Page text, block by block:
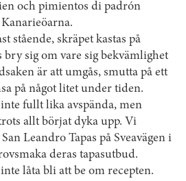
och pimientos di padrón
stående, skräpet kastas på
bry sig om vare sig bekvämlighet
är att umgås, smutta på ett
på något litet under tiden.
fullt lika avspända, men
allt börjat dyka upp. Vi
Leandro Tapas på Sveavägen i
deras tapasutbud.
låta bli att be om recepten.